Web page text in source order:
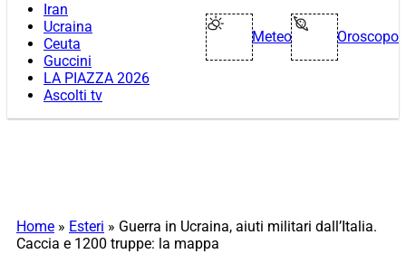
Iran
Ucraina
Ceuta
Guccini
LA PIAZZA 2026
Ascolti tv
Meteo Oroscopo
Home » Esteri » Guerra in Ucraina, aiuti militari dall’Italia.
Caccia e 1200 truppe: la mappa